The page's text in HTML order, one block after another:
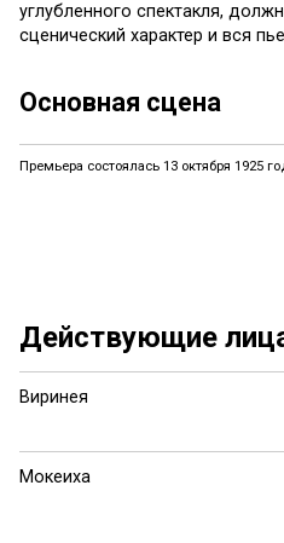
углубленного спектакля,
сценический характер и вся
Основная сцена
Премьера состоялась 13 октября 1925
Действующие
Виринея
Мокеиха